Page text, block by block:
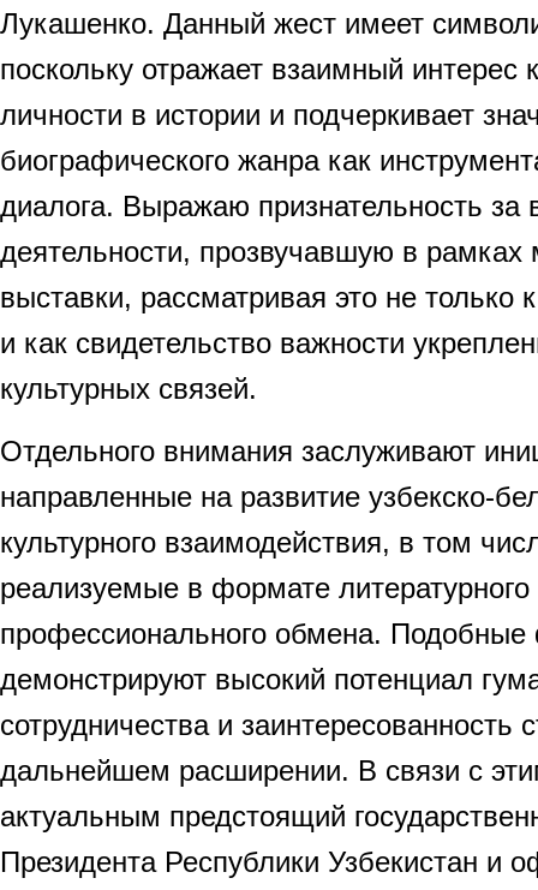
Лукашенко. Данный жест имеет
поскольку отражает взаимный
личности в истории и подчеркивает
биографического жанра как
диалога. Выражаю признательность за
деятельности, прозвучавшую в рамках
выставки, рассматривая это не только
и как свидетельство важности
культурных связей.
Отдельного внимания заслуживают
направленные на развитие узбекско-
культурного взаимодействия, в том
реализуемые в формате литературного
профессионального обмена.
демонстрируют высокий потенциал
сотрудничества и заинтересованность
дальнейшем расширении. В связи с
актуальным предстоящий
Президента Республики Узбекистан и